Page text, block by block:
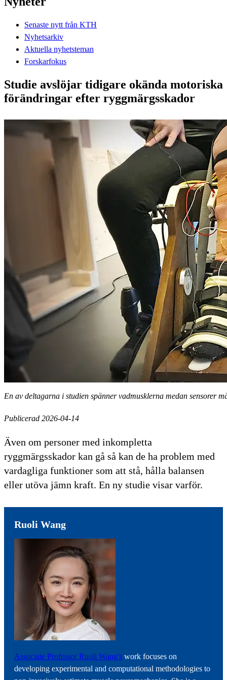
Senaste nytt från KTH
Nyhetsarkiv
Aktuella nyhetsteman
Forskarfokus
Studie avslöjar tidigare okända motoriska
förändringar efter ryggmärgsskador
En av deltagarna i studien spänner vadmusklerna medan sensorer
Publicerad 2026-04-14
Även om personer med inkompletta
ryggmärgsskador kan gå så kan de ha problem med
vardagliga funktioner som att stå, hålla balansen
eller utöva jämn kraft. En ny studie visar varför.
Ruoli Wang
Associate Professor Ruoli Wang's work focuses on
developing experimental and computational methodologies to